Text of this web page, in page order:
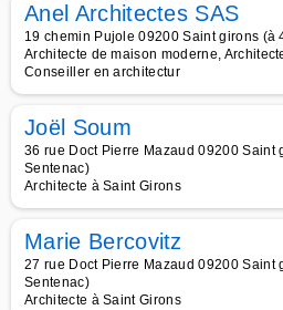
Anel Architectes SAS
19 chemin Pujole 09200 Saint girons (à
Architecte de maison moderne,
Conseiller en architectur
Joël Soum
36 rue Doct Pierre Mazaud 09200 Saint
Sentenac)
Architecte à Saint Girons
Marie Bercovitz
27 rue Doct Pierre Mazaud 09200 Saint
Sentenac)
Architecte à Saint Girons